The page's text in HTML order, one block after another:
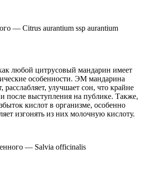
— Citrus aurantium ssp aurantium
любой цитрусовый мандарин имеет
особенности. ЭМ мандарина
расслабляет, улучшает сон, что крайне
после выступления на публике. Также,
кислот в организме, особенно
изгонять из них молочную кислоту.
— Salvia officinalis